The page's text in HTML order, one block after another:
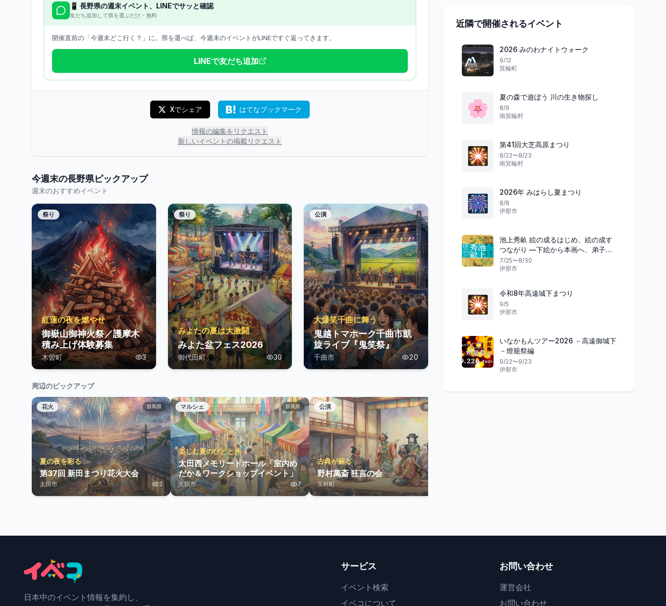
📱 長野県の週末イベント、LINEでサッと確認
友だち追加して県を選ぶだけ・無料
開催直前の「今週末どこ行く？」に。県を選べば、今週末のイベントがLINEですぐ返ってきます。
LINEで友だち追加
Xでシェア はてなブックマーク
情報の編集をリクエスト
新しいイベントの掲載リクエスト
今週末の長野県ピックアップ
週末のおすすめイベント
祭り
紅蓮の夜を燃やせ
御嶽山御神火祭／護摩木
積み上げ体験募集
木曽町 3
祭り
みよたの夏は大激闘
みよた盆フェス2026
御代田町 30
公演
大爆笑千曲に舞う
鬼越トマホーク千曲市凱
旋ライブ『鬼笑祭』
千曲市 20
周辺のピックアップ
花火 群馬県
夏の夜を彩る
第37回 新田まつり花火大会
太田市 2
マルシェ 群馬県
楽しむ夏のひととき
太田西メモリードホール「室内め
だか＆ワークショップイベント」
太田市 7
公演 群馬県
古典が蘇る
野村萬斎 狂言の会
玉村町
近隣で開催されるイベント
2026 みのわナイトウォーク
9/12
箕輪町
🌸
夏の森で遊ぼう 川の生き物探し
8/9
南箕輪村
🎇
第41回大芝高原まつり
8/22〜8/23
南箕輪村
🎆
2026年 みはらし夏まつり
8/8
伊那市
池上秀畝 絵の成るはじめ、絵の成す
つながり ―下絵から本画へ、弟子た
ちへ
7/25〜8/30
伊那市
🎇
令和8年高遠城下まつり
9/5
伊那市
いなかもんツアー2026 －高遠御城下
－燈籠祭編
9/22〜9/23
伊那市
日本中のイベント情報を集約し、
サービス
イベント検索
イベコについて
お問い合わせ
運営会社
お問い合わせ